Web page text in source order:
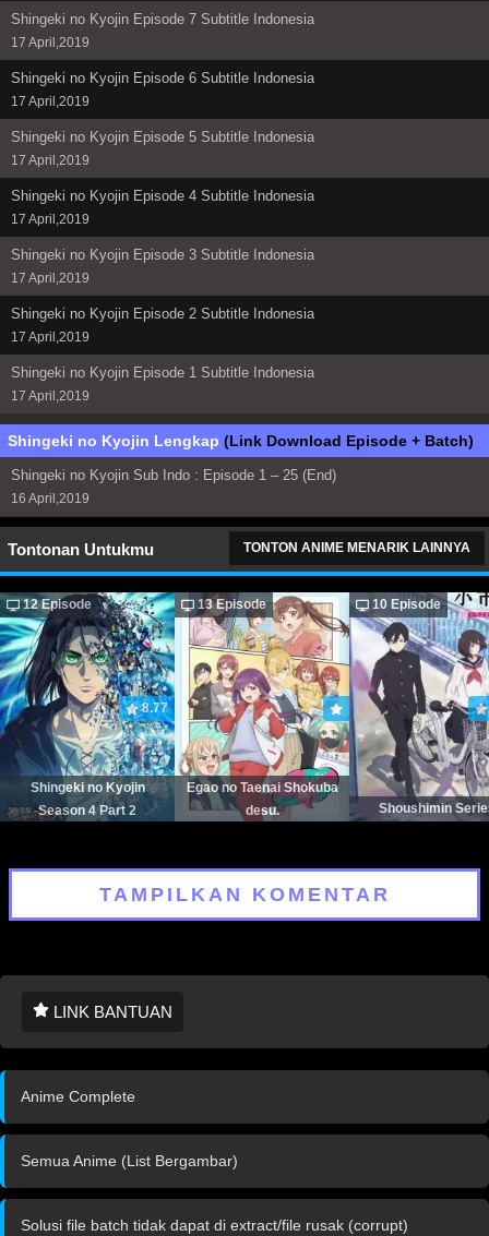
Shingeki no Kyojin Episode 7 Subtitle Indonesia
17 April,2019
Shingeki no Kyojin Episode 6 Subtitle Indonesia
17 April,2019
Shingeki no Kyojin Episode 5 Subtitle Indonesia
17 April,2019
Shingeki no Kyojin Episode 4 Subtitle Indonesia
17 April,2019
Shingeki no Kyojin Episode 3 Subtitle Indonesia
17 April,2019
Shingeki no Kyojin Episode 2 Subtitle Indonesia
17 April,2019
Shingeki no Kyojin Episode 1 Subtitle Indonesia
17 April,2019
Shingeki no Kyojin Lengkap (Link Download Episode + Batch)
Shingeki no Kyojin Sub Indo : Episode 1 – 25 (End)
16 April,2019
Tontonan Untukmu TONTON ANIME MENARIK LAINNYA
12 Episode
8.77
Shingeki no Kyojin
Season 4 Part 2
13 Episode
Egao no Taenai Shokuba
desu.
10 Episode
Shoushimin
TAMPILKAN KOMENTAR
LINK BANTUAN
Anime Complete
Semua Anime (List Bergambar)
Solusi file batch tidak dapat di extract/file rusak (corrupt)